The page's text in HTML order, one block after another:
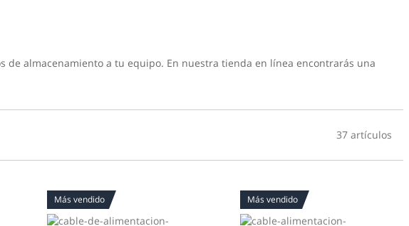
de almacenamiento a tu equipo. En nuestra tienda en línea encontrarás una
37 artículos
Más vendido Más vendido